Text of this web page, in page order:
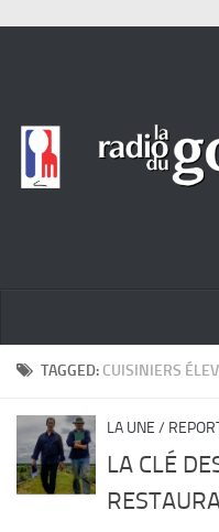
ACTUALITÉ
PORTRAITS
LIVRES
TAGGED: CUISINIERS
LA UNE /
LA CLÉ